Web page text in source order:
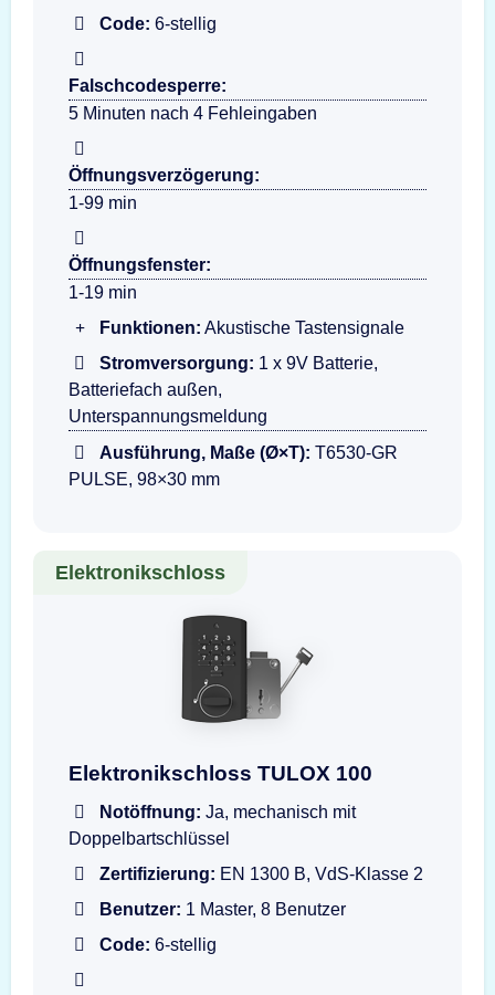
Code: 6-stellig
Falschcodesperre:
5 Minuten nach 4 Fehleingaben
Öffnungsverzögerung:
1-99 min
Öffnungsfenster:
1-19 min
Funktionen: Akustische Tastensignale
Stromversorgung: 1 x 9V Batterie,
Batteriefach außen,
Unterspannungsmeldung
Ausführung, Maße (Ø×T): T6530-GR
PULSE, 98×30 mm
Elektronikschloss
Darstellung der Eingabeeinheit TULOX 100
Elektronikschloss TULOX 100
Notöffnung: Ja, mechanisch mit
Doppelbartschlüssel
Zertifizierung: EN 1300 B, VdS-Klasse 2
Benutzer: 1 Master, 8 Benutzer
Code: 6-stellig